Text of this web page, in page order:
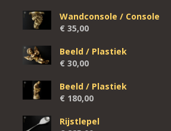
Wandconsole / Console
€ 35,00
Beeld / Plastiek
€ 30,00
Beeld / Plastiek
€ 180,00
Rijstlepel